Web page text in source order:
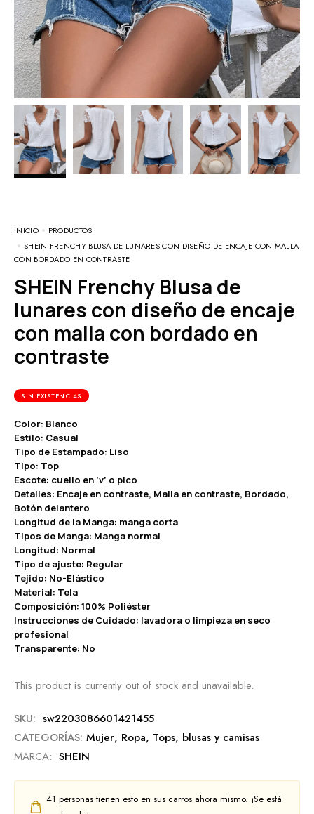
INICIO
PRODUCTOS
SHEIN FRENCHY BLUSA DE LUNARES CON DISEÑO DE ENCAJE CON MALLA
CON BORDADO EN CONTRASTE
SHEIN Frenchy Blusa de
lunares con diseño de encaje
con malla con bordado en
contraste
SIN EXISTENCIAS
Color: Blanco
Estilo: Casual
Tipo de Estampado: Liso
Tipo: Top
Escote: cuello en ‘v’ o pico
Detalles: Encaje en contraste, Malla en contraste, Bordado,
Botón delantero
Longitud de la Manga: manga corta
Tipos de Manga: Manga normal
Longitud: Normal
Tipo de ajuste: Regular
Tejido: No-Elástico
Material: Tela
Composición: 100% Poliéster
Instrucciones de Cuidado: lavadora o limpieza en seco
profesional
Transparente: No
This product is currently out of stock and unavailable.
SKU: sw2203086601421455
CATEGORÍAS: Mujer, Ropa, Tops, blusas y camisas
MARCA: SHEIN
41 personas tienen esto en sus carros ahora mismo. ¡Se está